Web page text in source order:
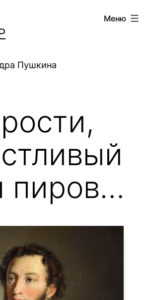
Пушкина
Меню
пиров…